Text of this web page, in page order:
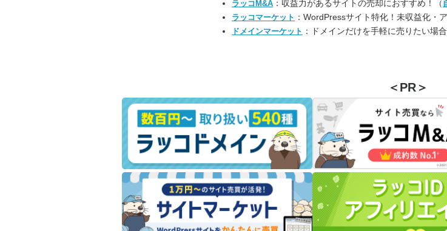
ラッコM&A ：収益力があるサイトの売却におすすめ！（
ラッコマーケット ：WordPressサイト特化！未収益化・
ドメインマーケット ：ドメインだけを手軽に売りたい場
＜PR＞